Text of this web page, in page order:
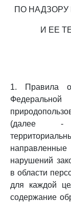
ПО
И ЕЕ
1. Правила
(далее -
нарушений
в области
для каждой
содержание